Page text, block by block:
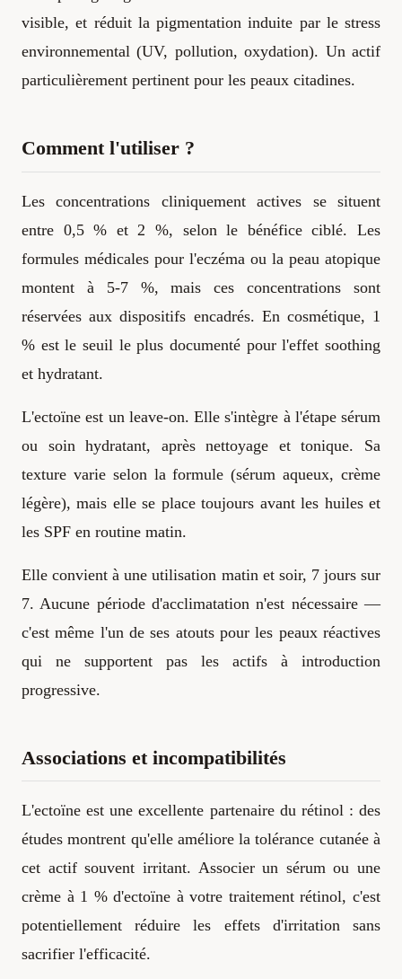
visible, et réduit la pigmentation induite par le stress
environnemental (UV, pollution, oxydation). Un actif
particulièrement pertinent pour les peaux citadines.
Comment l'utiliser ?
Les concentrations cliniquement actives se situent
entre 0,5 % et 2 %, selon le bénéfice ciblé. Les
formules médicales pour l'eczéma ou la peau atopique
montent à 5-7 %, mais ces concentrations sont
réservées aux dispositifs encadrés. En cosmétique, 1
% est le seuil le plus documenté pour l'effet soothing
et hydratant.
L'ectoïne est un leave-on. Elle s'intègre à l'étape sérum
ou soin hydratant, après nettoyage et tonique. Sa
texture varie selon la formule (sérum aqueux, crème
légère), mais elle se place toujours avant les huiles et
les SPF en routine matin.
Elle convient à une utilisation matin et soir, 7 jours sur
7. Aucune période d'acclimatation n'est nécessaire —
c'est même l'un de ses atouts pour les peaux réactives
qui ne supportent pas les actifs à introduction
progressive.
Associations et incompatibilités
L'ectoïne est une excellente partenaire du rétinol : des
études montrent qu'elle améliore la tolérance cutanée à
cet actif souvent irritant. Associer un sérum ou une
crème à 1 % d'ectoïne à votre traitement rétinol, c'est
potentiellement réduire les effets d'irritation sans
sacrifier l'efficacité.